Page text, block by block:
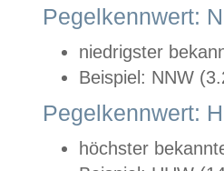
Pegelkennwert:
niedrigster
Beispiel: NNW
Pegelkennwert:
höchster